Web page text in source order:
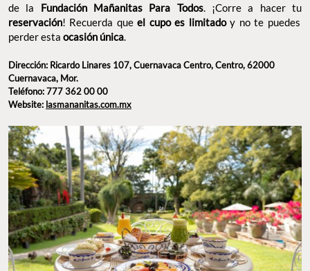
de la Fundación Mañanitas Para Todos. ¡Corre a hacer tu
reservación! Recuerda queel cupo es limitadoy no te puedes
perder esta ocasión única.
Dirección: Ricardo Linares 107, Cuernavaca Centro, Centro, 62000
Cuernavaca, Mor.
Teléfono: 777 362 00 00
Website: lasmananitas.com.mx